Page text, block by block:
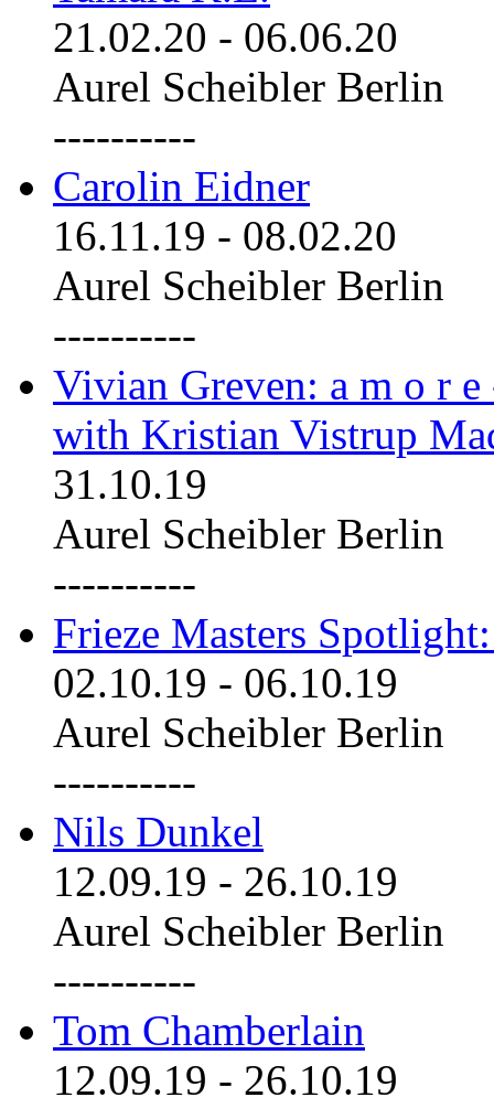
21.02.20 - 06.06.20
Aurel Scheibler Berlin
----------
Carolin Eidner
16.11.19 - 08.02.20
Aurel Scheibler Berlin
----------
Vivian Greven: a m o r
with Kristian Vistrup
31.10.19
Aurel Scheibler Berlin
----------
Frieze Masters
02.10.19 - 06.10.19
Aurel Scheibler Berlin
----------
Nils Dunkel
12.09.19 - 26.10.19
Aurel Scheibler Berlin
----------
Tom Chamberlain
12.09.19 - 26.10.19